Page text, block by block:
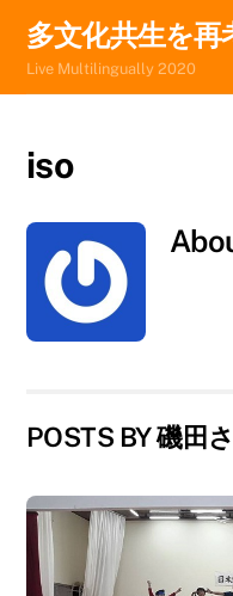
content
多文化共生を再
Live Multilingually 2020
iso
POSTS BY 磯田